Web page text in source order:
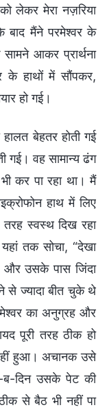
लेकर मेरा नज़रिया
बाद मैंने परमेश्वर के
आकर प्रार्थना
हाथों में सौंपकर,
हो गई।
बेहतर होती गई
गई। वह सामान्य ढंग
कर पा रहा था। मैं
हाथ में लिए
स्वस्थ दिख रहा
तक सोचा, “देखा
और उसके पास जिंदा
से ज्यादा बीत चुके थे
का अनुग्रह और
पूरी तरह ठीक हो
हुआ। अचानक उसे
ब-दिन उसके पेट की
से बैठ भी नहीं पा